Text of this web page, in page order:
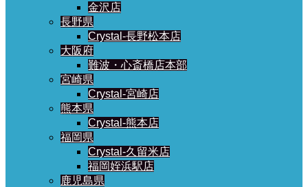
金沢店
長野県
Crystal-長野松本店
大阪府
難波・心斎橋店本部
宮崎県
Crystal-宮崎店
熊本県
Crystal-熊本店
福岡県
Crystal-久留米店
福岡姪浜駅店
鹿児島県